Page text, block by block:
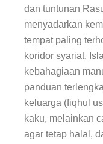
Isu
dan tuntunan
menyadarkan
tempat paling
koridor syariat.
kebahagiaan
panduan
keluarga (fiqhul
kaku, melainkan
agar tetap halal,